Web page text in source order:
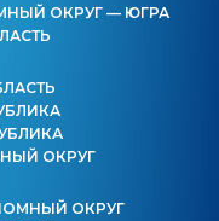
ОКРУГ — ЮГРА
ОКРУГ
ОКРУГ